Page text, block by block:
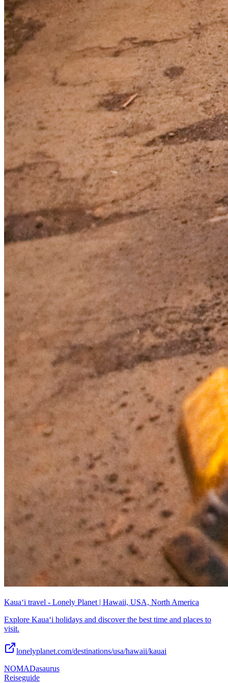
Kauaʻi travel - Lonely Planet | Hawaii, USA, North America
Explore Kauaʻi holidays and discover the best time and places to
visit.
lonelyplanet.com/destinations/usa/hawaii/kauai
NOMADasaurus
Reiseguide